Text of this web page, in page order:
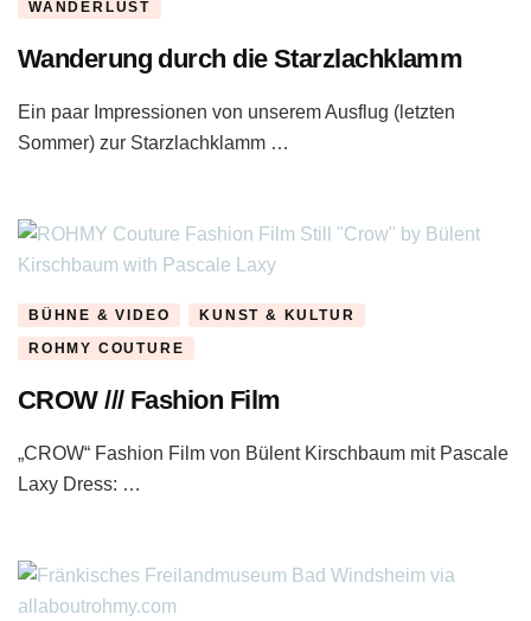
WANDERLUST
Wanderung durch die Starzlachklamm
Ein paar Impressionen von unserem Ausflug (letzten
Sommer) zur Starzlachklamm …
BÜHNE & VIDEO KUNST & KULTUR
ROHMY COUTURE
CROW /// Fashion Film
„CROW“ Fashion Film von Bülent Kirschbaum mit Pascale
Laxy Dress: …